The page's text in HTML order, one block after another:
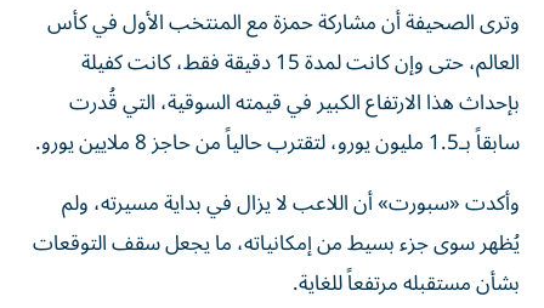
وترى الصحيفة أن مشاركة حمزة مع المنتخب الأول في كأس
العالم، حتى وإن كانت لمدة 15 دقيقة فقط، كانت كفيلة
بإحداث هذا الارتفاع الكبير في قيمته السوقية، التي قُدرت
سابقاً بـ1.5 مليون يورو، لتقترب حالياً من حاجز 8 ملايين يورو.
وأكدت «سبورت» أن اللاعب لا يزال في بداية مسيرته، ولم
يُظهر سوى جزء بسيط من إمكانياته، ما يجعل سقف التوقعات
بشأن مستقبله مرتفعاً للغاية.